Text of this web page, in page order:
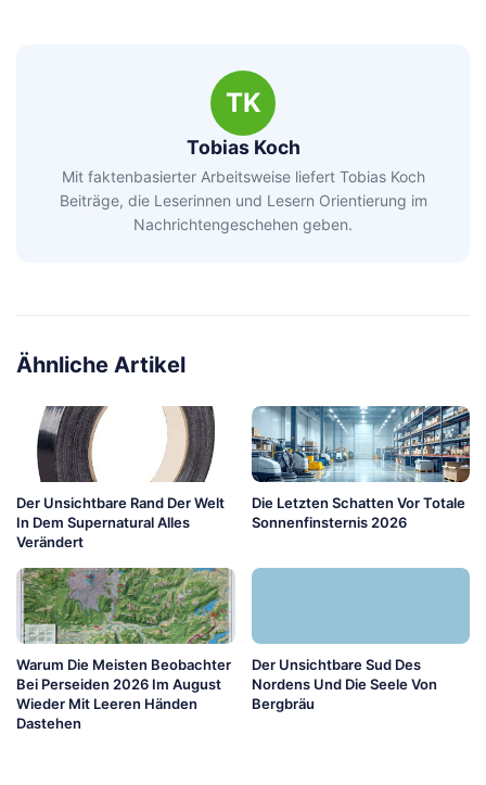
TK
Tobias Koch
Mit faktenbasierter Arbeitsweise liefert Tobias Koch
Beiträge, die Leserinnen und Lesern Orientierung im
Nachrichtengeschehen geben.
Ähnliche Artikel
Der Unsichtbare Rand Der Welt
In Dem Supernatural Alles
Verändert
Die Letzten Schatten Vor Totale
Sonnenfinsternis 2026
Warum Die Meisten Beobachter
Bei Perseiden 2026 Im August
Wieder Mit Leeren Händen
Dastehen
Der Unsichtbare Sud Des
Nordens Und Die Seele Von
Bergbräu